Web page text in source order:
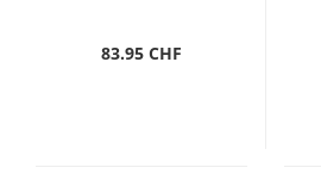
83.95 CHF